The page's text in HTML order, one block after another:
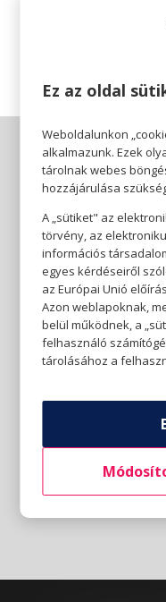
Érezhető minőség,
Ez az oldal
Weboldalunkon
alkalmazunk. Ezek
tárolnak webes
hozzájárulása
A „sütiket" az
törvény, az
információs
egyes kérdéseiről
az Európai Unió
Azon weblapoknak,
belül működnek, a
felhasználó
tárolásához a